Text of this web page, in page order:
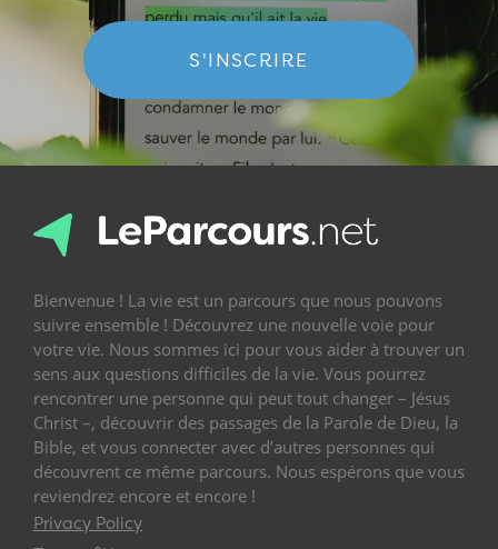
S'INSCRIRE
Bienvenue ! La vie est un parcours que nous pouvons
suivre ensemble ! Découvrez une nouvelle voie pour
votre vie. Nous sommes ici pour vous aider à trouver un
sens aux questions difficiles de la vie. Vous pourrez
rencontrer une personne qui peut tout changer – Jésus
Christ –, découvrir des passages de la Parole de Dieu, la
Bible, et vous connecter avec d’autres personnes qui
découvrent ce même parcours. Nous espérons que vous
reviendrez encore et encore !
Privacy Policy